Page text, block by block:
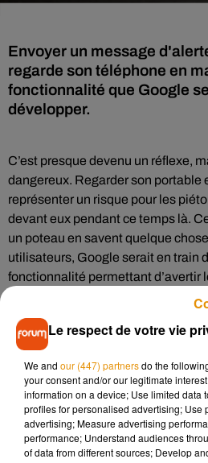
Envoyer un message
regarde son téléphone en
fonctionnalité que Google
développer.
C’est presque devenu un réflexe,
dangereux. Regarder son portable
représenter un risque pour les
devant eux pendant ce temps là.
un poteau en savent quelque
utilisateurs, Google serait en train
fonctionnalité permettant d’avertir
servent de leur téléphone tout en
Pour que l’option soit activée, le
devrait autoriser la géolocalisation
ne serait fonctionnelle qu’en
conditions, un message d’alerte
l’utilisateur. Pour le moment,
projet.
Le respect de votre vie
We and our (447) partnersdo the
your consent and/or our legitimate
information on a device; Use limited data
profiles for personalised advertising; Use
advertising; Measure advertising
performance; Understand audiences
of data from different sources; Develop